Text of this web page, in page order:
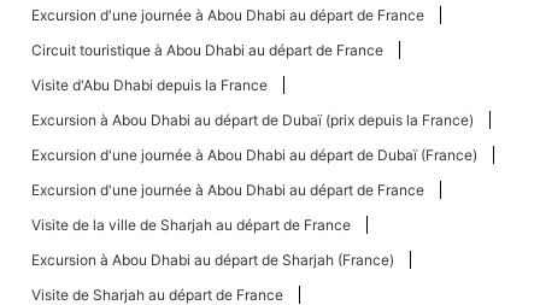
Excursion d'une journée à Abou Dhabi au départ de France
Circuit touristique à Abou Dhabi au départ de France
Visite d'Abu Dhabi depuis la France
Excursion à Abou Dhabi au départ de Dubaï (prix depuis la France)
Excursion d'une journée à Abou Dhabi au départ de Dubaï (France)
Excursion d'une journée à Abou Dhabi au départ de France
Visite de la ville de Sharjah au départ de France
Excursion à Abou Dhabi au départ de Sharjah (France)
Visite de Sharjah au départ de France